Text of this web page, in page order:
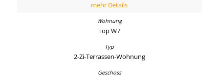
mehr Details
Top W7
2-Zi-Terrassen-Wohnung